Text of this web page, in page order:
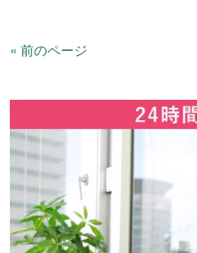
« 前のページ